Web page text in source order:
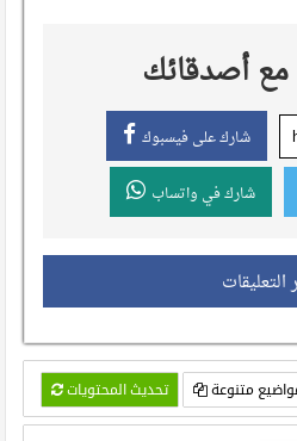
مع أصدقائك
شارك على فيسبوك
شارك في واتساب
التعليقات
تحديث المحتويات
متنوعة